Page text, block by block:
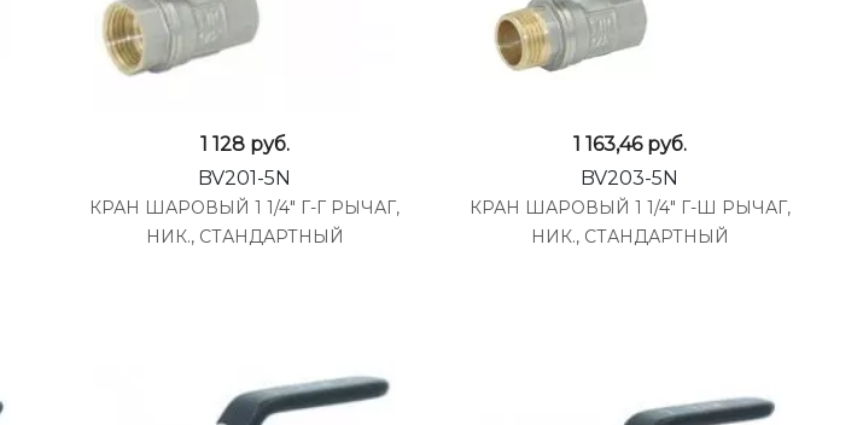
1 128 руб.
BV201-5N
КРАН ШАРОВЫЙ 1 1/4" Г-Г РЫЧАГ,
НИК., СТАНДАРТНЫЙ
1 163,46 руб.
BV203-5N
КРАН ШАРОВЫЙ 1 1/4" Г-Ш РЫЧАГ,
НИК., СТАНДАРТНЫЙ